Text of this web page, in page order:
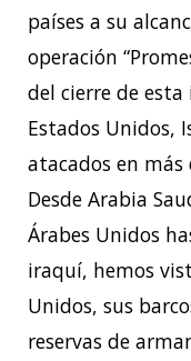
países a su
operación
del cierre de
Estados Unidos,
atacados en más
Desde Arabia
Árabes Unidos
iraquí, hemos
Unidos, sus
reservas de